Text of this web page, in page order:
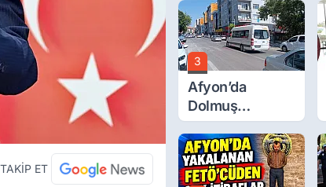
TAKİP ET
Görücüye Çıktı
3
Afyon’da
Dolmuş
Ücretlerine
Yüzde 40 Zam
Talebi